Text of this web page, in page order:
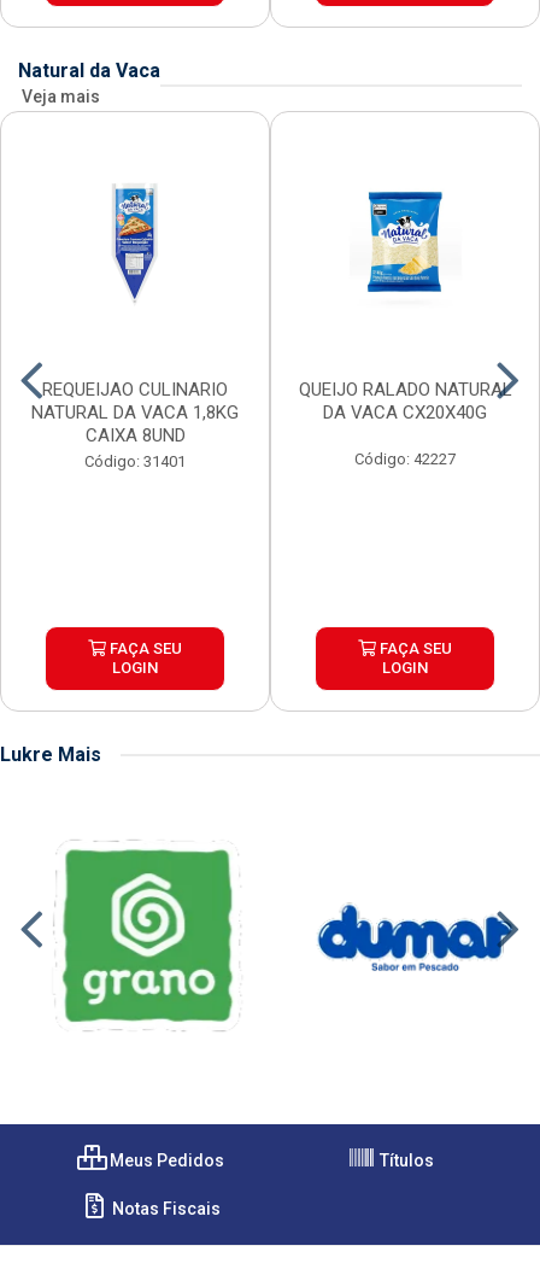
Natural da Vaca
Veja mais
REQUEIJAO CULINARIO
NATURAL DA VACA 1,8KG
CAIXA 8UND
Código: 31401
FAÇA SEU
LOGIN
QUEIJO RALADO NATURAL
DA VACA CX20X40G
Código: 42227
FAÇA SEU
LOGIN
Lukre Mais
Meus Pedidos Títulos
Notas Fiscais